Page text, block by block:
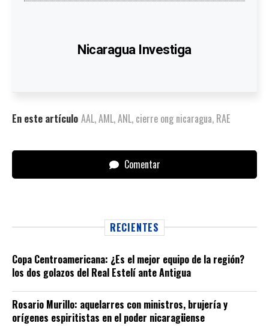
Nicaragua Investiga
En este artículo AAL,AML,ANL, cierre ong nicaragua, RAE
Comentar
RECIENTES
Copa Centroamericana: ¿Es el mejor equipo de la región?
los dos golazos del Real Estelí ante Antigua
Rosario Murillo: aquelarres con ministros, brujería y
orígenes espiritistas en el poder nicaragüense